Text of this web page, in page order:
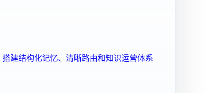
建结构化记忆、清晰路由和知识运营体系